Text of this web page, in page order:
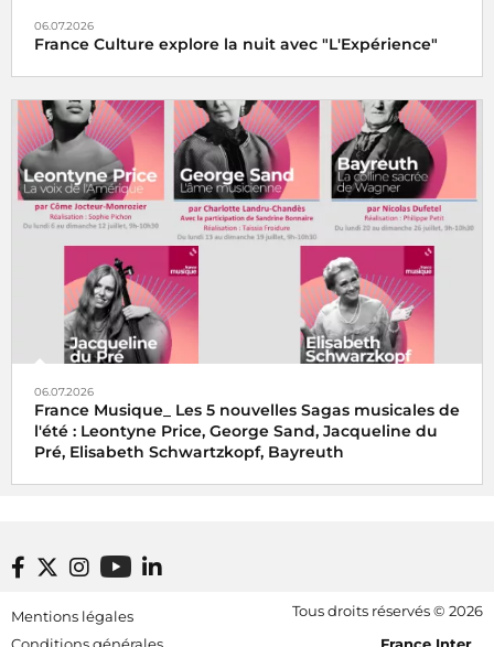
06.07.2026
France Culture explore la nuit avec "L'Expérience"
06.07.2026
France Musique_ Les 5 nouvelles Sagas musicales de
l'été : Leontyne Price, George Sand, Jacqueline du
Pré, Elisabeth Schwartzkopf, Bayreuth
Footer bottom
Mentions légales
Tous droits réservés © 2026
[RDF] Pied de page - Mobile